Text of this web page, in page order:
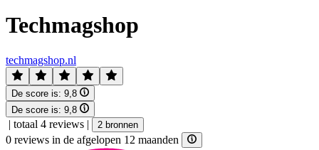
Techmagshop
techmagshop.nl
De score is: 9,8
De score is: 9,8
| totaal 4 reviews | 2 bronnen
0 reviews in de afgelopen 12 maanden